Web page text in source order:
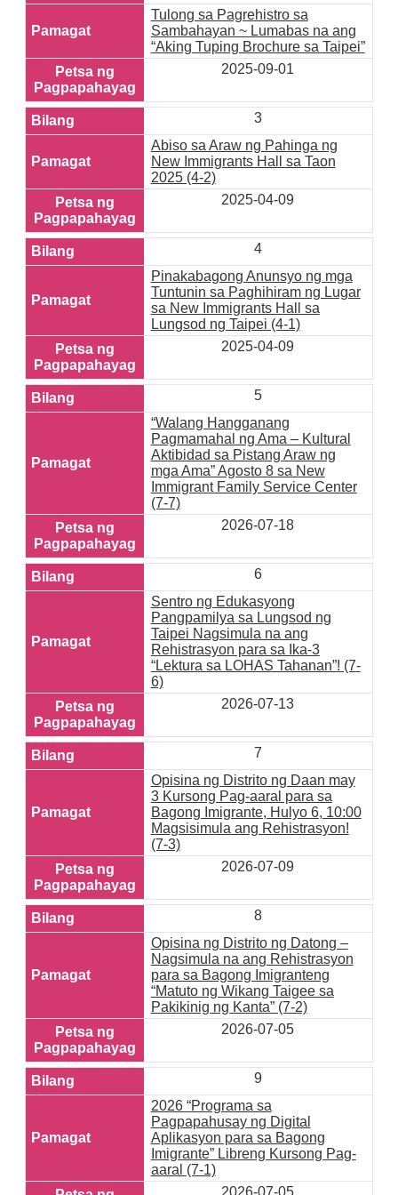
Tulong sa Pagrehistro sa
Sambahayan ~ Lumabas na ang
“Aking Tuping Brochure sa Taipei”
2025-09-01
3
Abiso sa Araw ng Pahinga ng
New Immigrants Hall sa Taon
2025 (4-2)
2025-04-09
4
Pinakabagong Anunsyo ng mga
Tuntunin sa Paghihiram ng Lugar
sa New Immigrants Hall sa
Lungsod ng Taipei (4-1)
2025-04-09
5
“Walang Hangganang
Pagmamahal ng Ama – Kultural
Aktibidad sa Pistang Araw ng
mga Ama” Agosto 8 sa New
Immigrant Family Service Center
(7-7)
2026-07-18
6
Sentro ng Edukasyong
Pangpamilya sa Lungsod ng
Taipei Nagsimula na ang
Rehistrasyon para sa Ika-3
“Lektura sa LOHAS Tahanan”! (7-
6)
2026-07-13
7
Opisina ng Distrito ng Daan may
3 Kursong Pag-aaral para sa
Bagong Imigrante, Hulyo 6, 10:00
Magsisimula ang Rehistrasyon!
(7-3)
2026-07-09
8
Opisina ng Distrito ng Datong –
Nagsimula na ang Rehistrasyon
para sa Bagong Imigranteng
“Matuto ng Wikang Taigee sa
Pakikinig ng Kanta” (7-2)
2026-07-05
9
2026 “Programa sa
Pagpapahusay ng Digital
Aplikasyon para sa Bagong
Imigrante” Libreng Kursong Pag-
aaral (7-1)
2026-07-05